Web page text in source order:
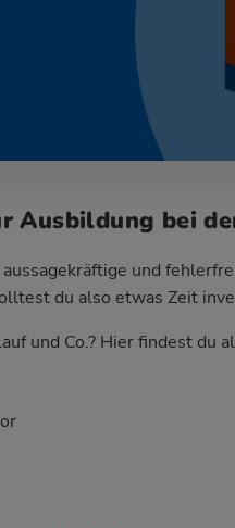
bei
und
du also etwas Zeit
und Co.? Hier findest du